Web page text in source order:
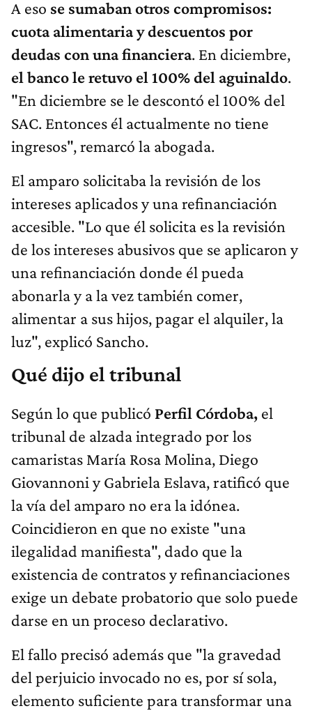
A eso se sumaban otros compromisos:
cuota alimentaria y descuentos por
deudas con una financiera. En diciembre,
el banco le retuvo el 100% del aguinaldo.
"En diciembre se le descontó el 100% del
SAC. Entonces él actualmente no tiene
ingresos", remarcó la abogada.
El amparo solicitaba la revisión de los
intereses aplicados y una refinanciación
accesible. "Lo que él solicita es la revisión
de los intereses abusivos que se aplicaron y
una refinanciación donde él pueda
abonarla y a la vez también comer,
alimentar a sus hijos, pagar el alquiler, la
luz", explicó Sancho.
Qué dijo el tribunal
Según lo que publicó Perfil Córdoba, el
tribunal de alzada integrado por los
camaristas María Rosa Molina, Diego
Giovannoni y Gabriela Eslava, ratificó que
la vía del amparo no era la idónea.
Coincidieron en que no existe "una
ilegalidad manifiesta", dado que la
existencia de contratos y refinanciaciones
exige un debate probatorio que solo puede
darse en un proceso declarativo.
El fallo precisó además que "la gravedad
del perjuicio invocado no es, por sí sola,
elemento suficiente para transformar una